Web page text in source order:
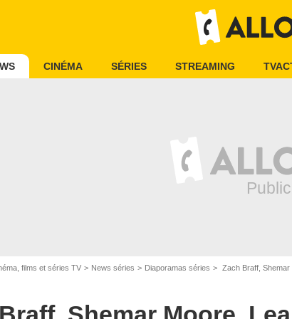
CINÉMA SÉRIES STREAMING
films et séries TV News séries Diaporamas séries Zach Braff,